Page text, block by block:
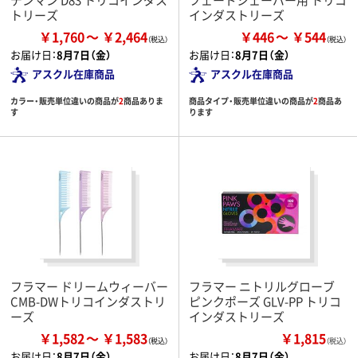
トリーズ
￥1,760 ￥2,464
お届け日：8月7日（金）
アスクル在庫商品
カラー・販売単位違いの商品が2商品ありま
す
インダストリーズ
￥446 ￥544
お届け日：8月7日（金）
アスクル在庫商品
商品タイプ・販売単位違いの商品が2商品あ
ります
フラマー ドリームウィーバー
CMB-DWトリコインダストリ
ーズ
￥1,582 ￥1,583
フラマー ニトリルグローブ
ピンクポーズ GLV-PP トリコ
インダストリーズ
￥1,815（税込）